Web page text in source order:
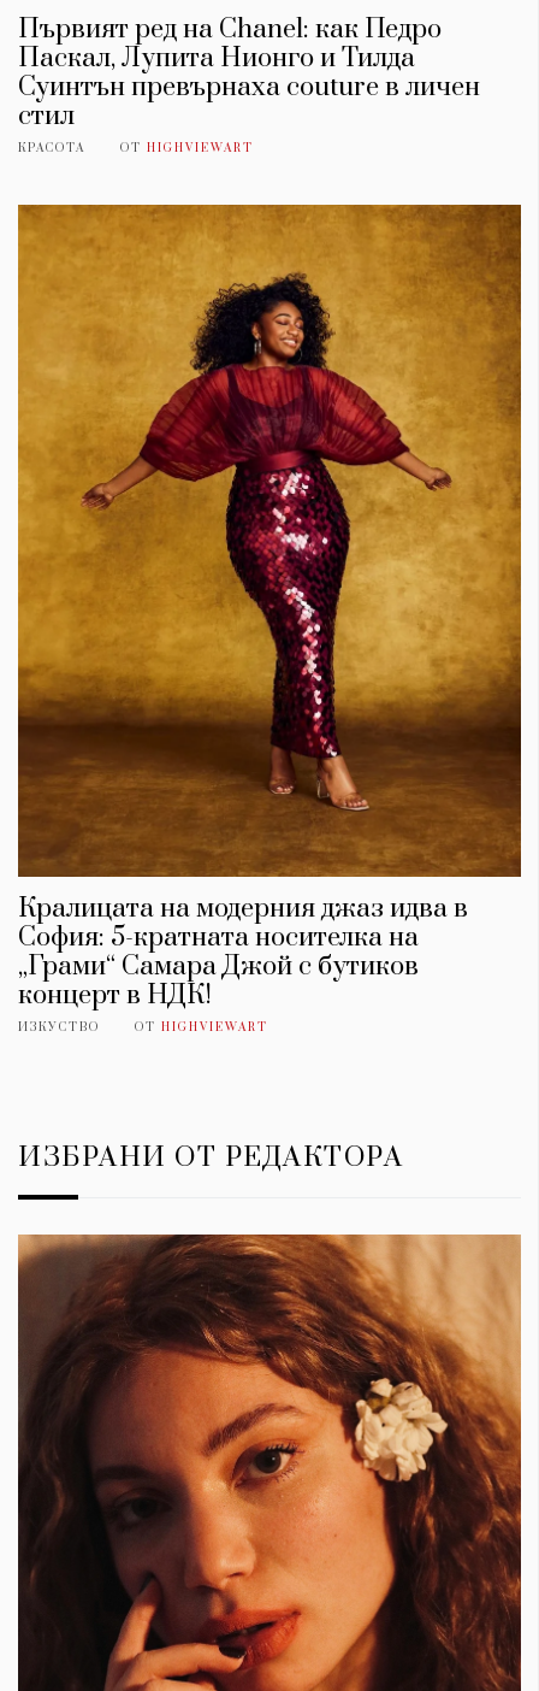
Първият ред на Chanel: как Педро
Паскал, Лупита Нионго и Тилда
Суинтън превърнаха couture в личен
стил
КРАСОТА ОТ HIGHVIEWART
Кралицата на модерния джаз идва в
София: 5-кратната носителка на
„Грами“ Самара Джой с бутиков
концерт в НДК!
ИЗКУСТВО ОТ HIGHVIEWART
ИЗБРАНИ ОТ РЕДАКТОРА